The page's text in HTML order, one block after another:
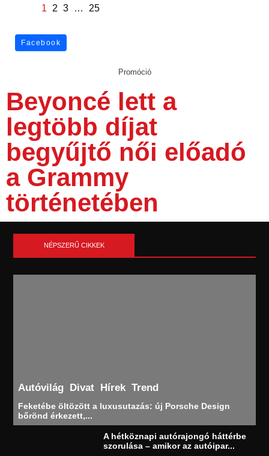
1 2 3 … 25
Facebook
Promóció
Beyoncé lett a
legtöbb díjat
begyűjtő női előadó
a Grammy
történetében
NÉPSZERŰ CIKKEK
Autóvilág Divat Hírek Trend
Feketébe öltözött a luxusutazás: új Porsche Design
bőrönd érkezett,...
A hétköznapi autórajongó háttérbe
szorulása – amikor az autóipar...